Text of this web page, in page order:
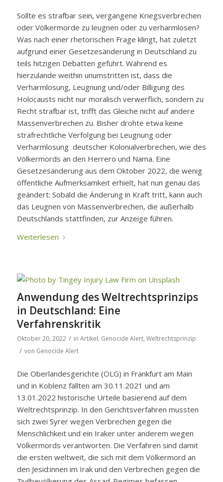
Sollte es strafbar sein, vergangene Kriegsverbrechen
oder Völkermorde zu leugnen oder zu verharmlosen?
Was nach einer rhetorischen Frage klingt, hat zuletzt
aufgrund einer Gesetzesänderung in Deutschland zu
teils hitzigen Debatten geführt. Während es
hierzulande weithin unumstritten ist, dass die
Verharmlosung, Leugnung und/oder Billigung des
Holocausts nicht nur moralisch verwerflich, sondern zu
Recht strafbar ist, trifft das Gleiche nicht auf andere
Massenverbrechen zu. Bisher drohte etwa keine
strafrechtliche Verfolgung bei Leugnung oder
Verharmlosung deutscher Kolonialverbrechen, wie des
Völkermords an den Herrero und Nama. Eine
Gesetzesänderung aus dem Oktober 2022, die wenig
öffentliche Aufmerksamkeit erhielt, hat nun genau das
geändert: Sobald die Änderung in Kraft tritt, kann auch
das Leugnen von Massenverbrechen, die außerhalb
Deutschlands stattfinden, zur Anzeige führen.
Weiterlesen
Anwendung des Weltrechtsprinzips
in Deutschland: Eine
Verfahrenskritik
Oktober 20, 2022 / in Artikel, Genocide Alert, Weltrechtsprinzip
/ von Genocide Alert
Die Oberlandesgerichte (OLG) in Frankfurt am Main
und in Koblenz fällten am 30.11.2021 und am
13.01.2022 historische Urteile basierend auf dem
Weltrechtsprinzip. In den Gerichtsverfahren mussten
sich zwei Syrer wegen Verbrechen gegen die
Menschlichkeit und ein Iraker unter anderem wegen
Völkermords verantworten. Die Verfahren sind damit
die ersten weltweit, die sich mit dem Völkermord an
den Jesid:innen im Irak und den Verbrechen gegen die